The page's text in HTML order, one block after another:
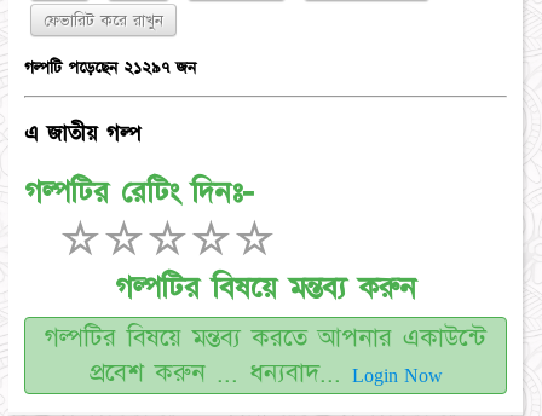
গল্পটি পড়েছেন ২১২৯৭ জন
এ জাতীয় গল্প
গল্পটির রেটিং দিনঃ-
☆
☆
☆
☆
☆
গল্পটির বিষয়ে মন্তব্য করুন
গল্পটির বিষয়ে মন্তব্য করতে আপনার একাউন্টে
প্রবেশ করুন ... ধন্যবাদ...
Login Now